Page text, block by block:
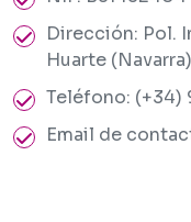
Dirección: Pol.
Huarte (Navarra)
Teléfono: (+34)
Email de